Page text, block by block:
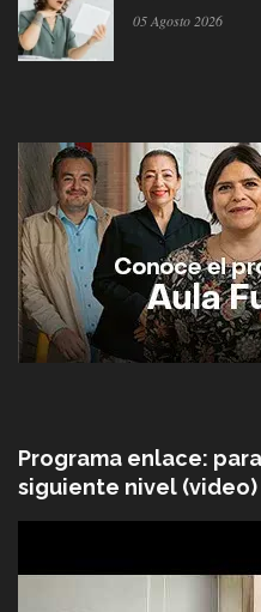
05 Agosto 2026
Programa enlace:
siguiente nivel (video)